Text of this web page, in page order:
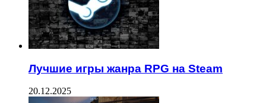
Лучшие игры жанра RPG на Steam
20.12.2025